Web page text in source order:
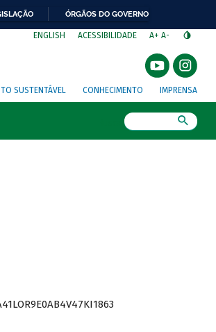
ÓRGÃOS DO GOVERNO
ENGLISH ACESSIBILIDADE A+ A-
SUSTENTÁVEL CONHECIMENTO IMPRENSA